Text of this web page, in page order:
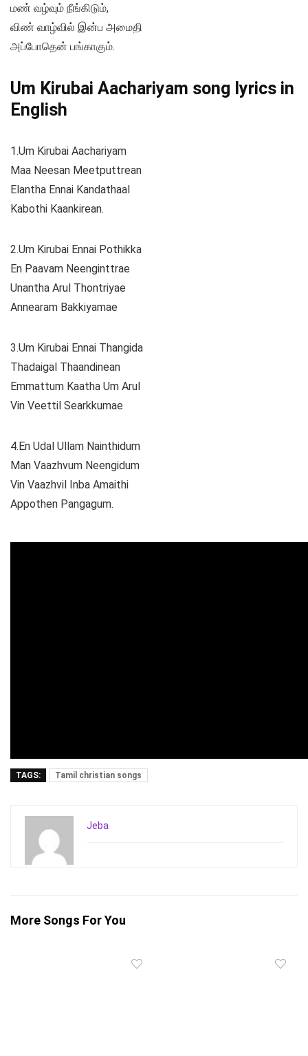
மண் வழ்வும் நீங்கிடும்,
விண் வாழ்வில் இன்ப அமைதி
அப்போதென் பங்காகும்.
Um Kirubai Aachariyam song lyrics in
English
1.Um Kirubai Aachariyam
Maa Neesan Meetputtrean
Elantha Ennai Kandathaal
Kabothi Kaankirean.
2.Um Kirubai Ennai Pothikka
En Paavam Neenginttrae
Unantha Arul Thontriyae
Annearam Bakkiyamae
3.Um Kirubai Ennai Thangida
Thadaigal Thaandinean
Emmattum Kaatha Um Arul
Vin Veettil Searkkumae
4.En Udal Ullam Nainthidum
Man Vaazhvum Neengidum
Vin Vaazhvil Inba Amaithi
Appothen Pangagum.
TAGS: Tamil christian songs
Jeba
More Songs For You